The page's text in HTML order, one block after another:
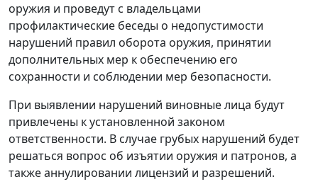
оружия и проведут с владельцами
профилактические беседы о недопустимости
нарушений правил оборота оружия, принятии
дополнительных мер к обеспечению его
сохранности и соблюдении мер безопасности.
При выявлении нарушений виновные лица будут
привлечены к установленной законом
ответственности. В случае грубых нарушений будет
решаться вопрос об изъятии оружия и патронов, а
также аннулировании лицензий и разрешений.